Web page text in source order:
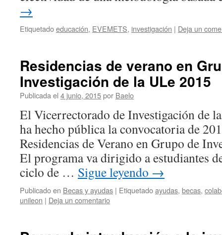
→
Etiquetadoeducación, EVEMETS, investigación | Deja un
Residencias de verano en
Investigación de la ULe 2015
Publicada el 4 junio, 2015por Baelo
El Vicerrectorado de Investigación de
ha hecho pública la convocatoria de
Residencias de Verano en Grupo de
El programa va dirigido a estudiantes
ciclo de … Sigue leyendo →
Publicado en Becas y ayudas | Etiquetadoayudas, becas,
unileon | Deja un comentario